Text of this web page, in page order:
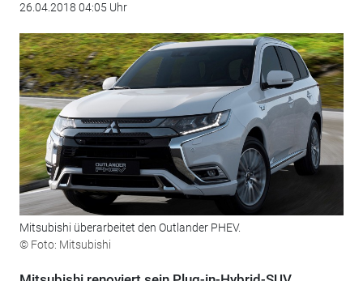
26.04.2018 04:05 Uhr
Mitsubishi überarbeitet den Outlander PHEV.
© Foto: Mitsubishi